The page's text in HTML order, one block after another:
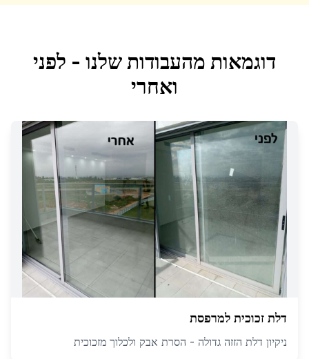
דוגמאות מהעבודות שלנו - לפני
ואחרי
דלת זכוכית למרפסת
ניקיון דלת הזזה גדולה - הסרת אבק ולכלוך מזכוכית